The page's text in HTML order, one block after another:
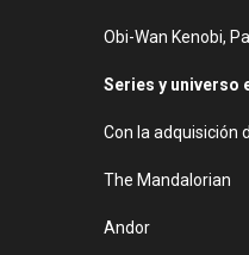
Obi-Wan Kenobi,
Series y universo
Con la adquisición
The Mandalorian
Andor